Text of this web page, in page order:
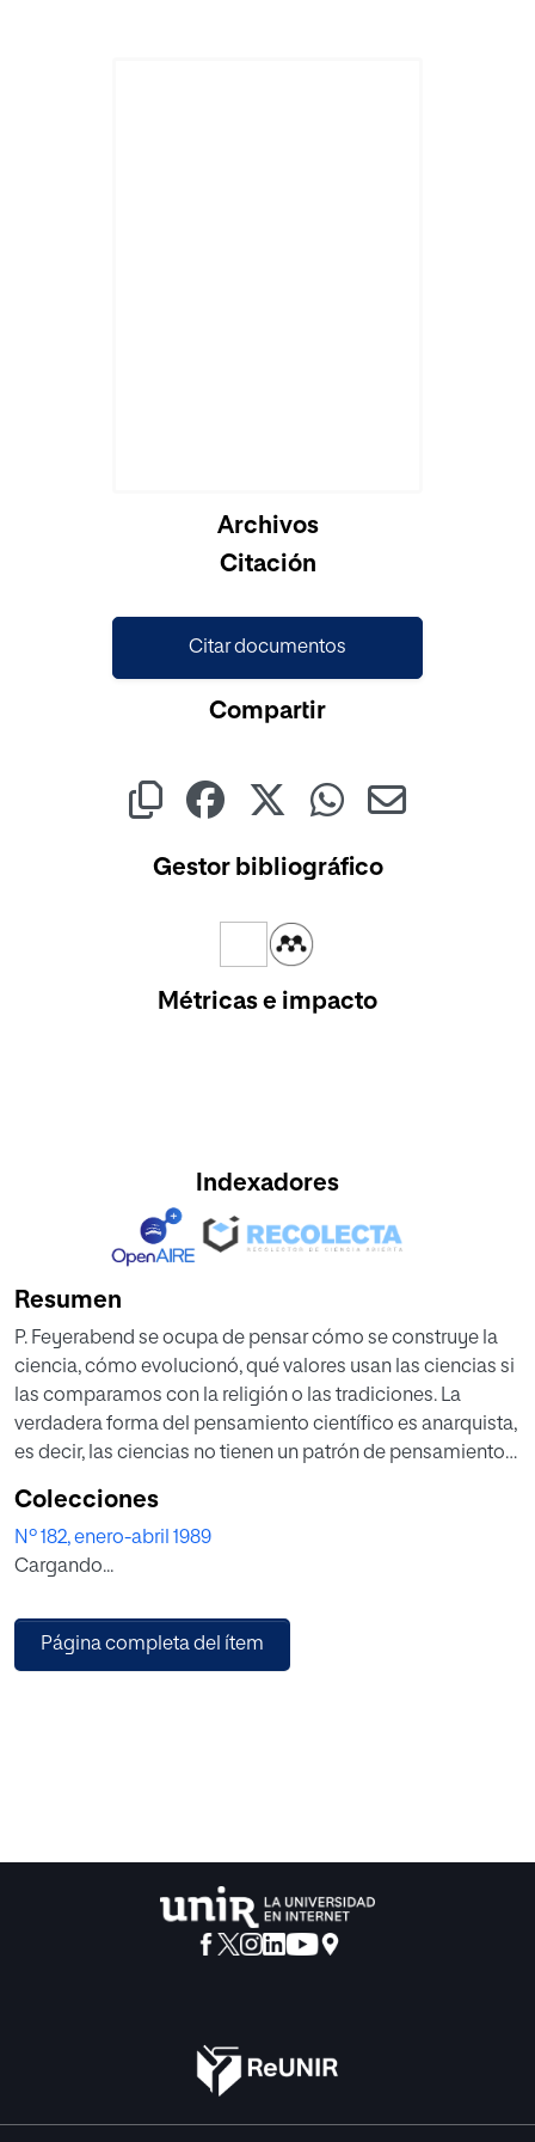
Archivos
Citación
Citar documentos
Compartir
Gestor bibliográfico
Métricas e impacto
Indexadores
Resumen
P. Feyerabend se ocupa de pensar cómo se construye la
ciencia, cómo evolucionó, qué valores usan las ciencias si
las comparamos con la religión o las tradiciones. La
verdadera forma del pensamiento científico es anarquista,
es decir, las ciencias no tienen un patrón de pensamiento
«todo es posible». Los ciudadanos deben siempre
controlar las aplicaciones sociales de las ciencias. El
aprendizaje según una sociedad libre debe ser
los mismos derechos. Una sociedad libre no puede
basarse en un credo concreto. Los ciudadanos deben
Colecciones
Nº 182, enero-abril 1989
Cargando...
Página completa del ítem